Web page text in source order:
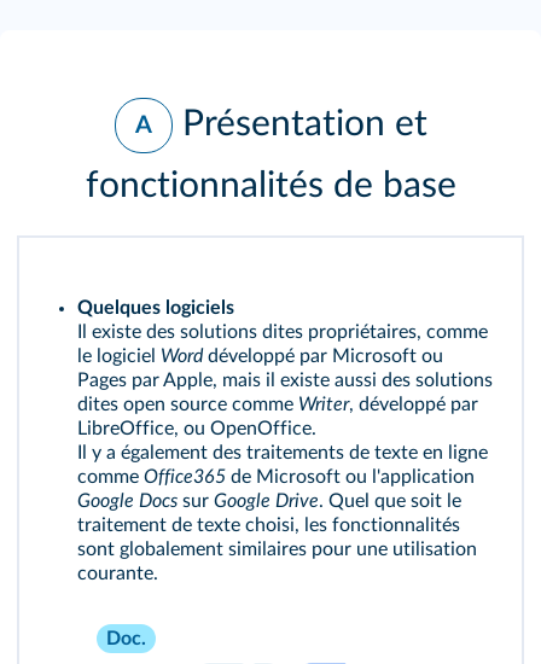
A
Présentation et
fonctionnalités de base
Quelques logiciels
Il existe des solutions dites propriétaires, comme
le logiciel Word développé par Microsoft ou
Pages par Apple, mais il existe aussi des solutions
dites open source comme Writer, développé par
LibreOffice, ou OpenOffice.
Il y a également des traitements de texte en ligne
comme Office365 de Microsoft ou l'application
Google Docs sur Google Drive. Quel que soit le
traitement de texte choisi, les fonctionnalités
sont globalement similaires pour une utilisation
courante.
Doc.